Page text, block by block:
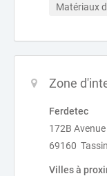
Matériaux
Zone
Ferdetec
172B
69160
Villes à